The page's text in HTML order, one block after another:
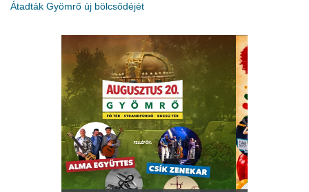
Átadták Gyömrő új bölcsődéjét